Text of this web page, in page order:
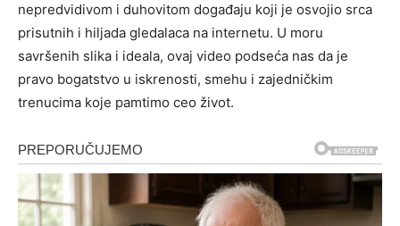
nepredvidivom i duhovitom događaju koji je osvojio srca
prisutnih i hiljada gledalaca na internetu. U moru
savršenih slika i ideala, ovaj video podseća nas da je
pravo bogatstvo u iskrenosti, smehu i zajedničkim
trenucima koje pamtimo ceo život.